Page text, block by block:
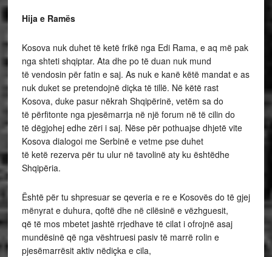
Hija e Ramës
Kosova nuk duhet të ketë frikë nga Edi Rama, e aq më pak
nga shteti shqiptar. Ata dhe po të duan nuk mund
të vendosin për fatin e saj. As nuk e kanë këtë mandat e as
nuk duket se pretendojnë diçka të tillë. Në këtë rast
Kosova, duke pasur nëkrah Shqipërinë, vetëm sa do
të përfitonte nga pjesëmarrja në një forum në të cilin do
të dëgjohej edhe zëri i saj. Nëse për pothuajse dhjetë vite
Kosova dialogoi me Serbinë e vetme pse duhet
të ketë rezerva për tu ulur në tavolinë aty ku ështëdhe
Shqipëria.
Është për tu shpresuar se qeveria e re e Kosovës do të gjej
mënyrat e duhura, qoftë dhe në cilësinë e vëzhguesit,
që të mos mbetet jashtë rrjedhave të cilat i ofrojnë asaj
mundësinë që nga vështruesi pasiv të marrë rolin e
pjesëmarrësit aktiv nëdiçka e cila,